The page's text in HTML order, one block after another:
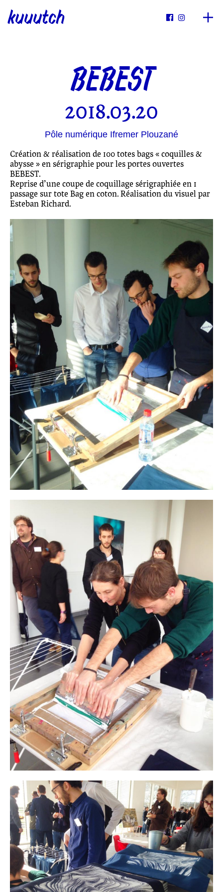
kuuutch  
BEBEST
2018.03.20
Pôle numérique Ifremer Plouzané
Création & réalisation de 100 totes bags « coquilles &
abysse » en sérigraphie pour les portes ouvertes
BEBEST.
Reprise d’une coupe de coquillage sérigraphiée en 1
passage sur tote Bag en coton. Réalisation du visuel par
Esteban Richard.